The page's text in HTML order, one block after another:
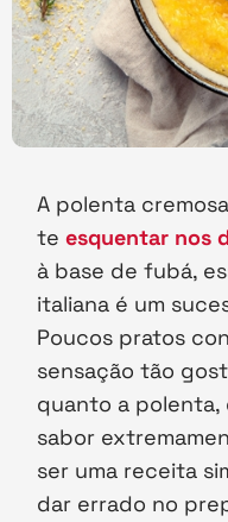
A polenta
teesquentar nos
à base de fubá,
italiana é um
Poucos pratos
sensação tão
quanto a polenta,
sabor
ser uma receita
dar errado no